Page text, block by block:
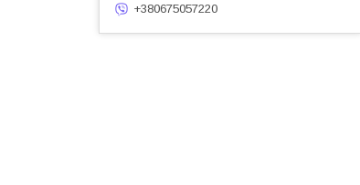
+380675057220